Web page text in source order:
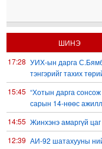
ШИНЭ
17:28 УИХ-ын дарга
тэнгэрийг тахих
15:45 “Хотын дарга
сарын 14-нөөс
14:55 Жинхэнэ амаргүй
12:39 АИ-92 шатахууны